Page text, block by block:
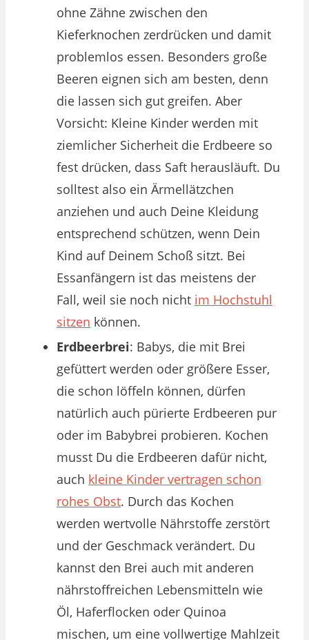
ohne Zähne zwischen den
Kieferknochen zerdrücken und damit
problemlos essen. Besonders große
Beeren eignen sich am besten, denn
die lassen sich gut greifen. Aber
Vorsicht: Kleine Kinder werden mit
ziemlicher Sicherheit die Erdbeere so
fest drücken, dass Saft herausläuft. Du
solltest also ein Ärmellätzchen
anziehen und auch Deine Kleidung
entsprechend schützen, wenn Dein
Kind auf Deinem Schoß sitzt. Bei
Essanfängern ist das meistens der
Fall, weil sie noch nicht im Hochstuhl
sitzen können.
Erdbeerbrei: Babys, die mit Brei
gefüttert werden oder größere Esser,
die schon löffeln können, dürfen
natürlich auch pürierte Erdbeeren pur
oder im Babybrei probieren. Kochen
musst Du die Erdbeeren dafür nicht,
auch kleine Kinder vertragen schon
rohes Obst. Durch das Kochen
werden wertvolle Nährstoffe zerstört
und der Geschmack verändert. Du
kannst den Brei auch mit anderen
nährstoffreichen Lebensmitteln wie
Öl, Haferflocken oder Quinoa
mischen, um eine vollwertige Mahlzeit